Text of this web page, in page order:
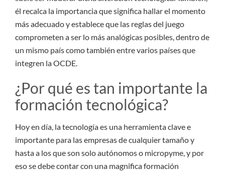
él recalca la importancia que significa hallar el momento
más adecuado y establece que las reglas del juego
comprometen a ser lo más analógicas posibles, dentro de
un mismo país como también entre varios países que
integren la OCDE.
¿Por qué es tan importante la
formación tecnológica?
Hoy en día, la tecnología es una herramienta clave e
importante para las empresas de cualquier tamaño y
hasta a los que son solo autónomos o micropyme, y por
eso se debe contar con una magnifica formación